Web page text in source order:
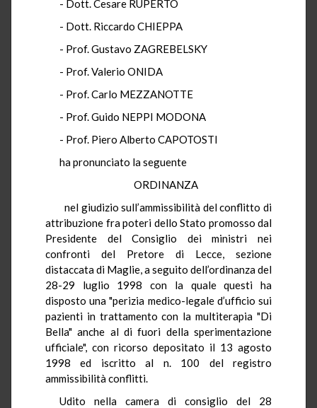
- Dott. Cesare RUPERTO
- Dott. Riccardo CHIEPPA
- Prof. Gustavo ZAGREBELSKY
- Prof. Valerio ONIDA
- Prof. Carlo MEZZANOTTE
- Prof. Guido NEPPI MODONA
- Prof. Piero Alberto CAPOTOSTI
ha pronunciato la seguente
ORDINANZA
nel giudizio sull’ammissibilità del conflitto di
attribuzione fra poteri dello Stato promosso dal
Presidente del Consiglio dei ministri nei
confronti del Pretore di Lecce, sezione
distaccata di Maglie, a seguito dell’ordinanza del
28-29 luglio 1998 con la quale questi ha
disposto una "perizia medico-legale d’ufficio sui
pazienti in trattamento con la multiterapia "Di
Bella" anche al di fuori della sperimentazione
ufficiale", con ricorso depositato il 13 agosto
1998 ed iscritto al n. 100 del registro
ammissibilità conflitti.
Udito nella camera di consiglio del 28